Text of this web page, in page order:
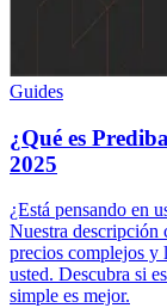
Guides
¿Qué es
2025
¿Está pensando en
Nuestra descripción
precios complejos y
usted. Descubra si
simple es mejor.